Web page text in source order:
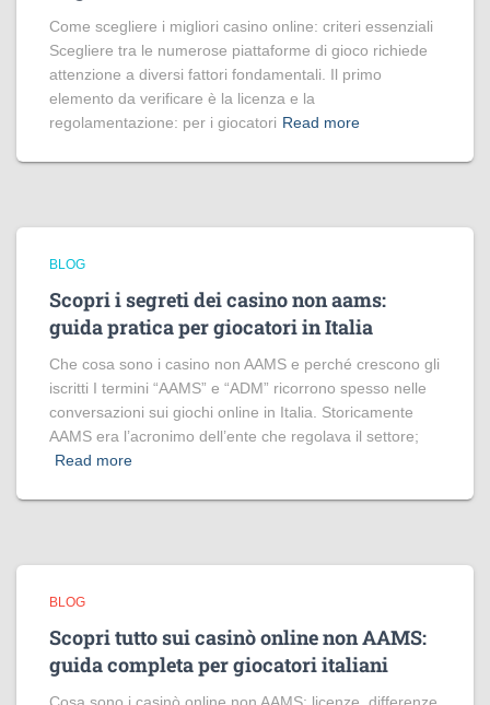
Come scegliere i migliori casino online: criteri essenziali
Scegliere tra le numerose piattaforme di gioco richiede
attenzione a diversi fattori fondamentali. Il primo
elemento da verificare è la licenza e la
regolamentazione: per i giocatori Read more
BLOG
Scopri i segreti dei casino non aams:
guida pratica per giocatori in Italia
Che cosa sono i casino non AAMS e perché crescono gli
iscritti I termini “AAMS” e “ADM” ricorrono spesso nelle
conversazioni sui giochi online in Italia. Storicamente
AAMS era l’acronimo dell’ente che regolava il settore;
Read more
BLOG
Scopri tutto sui casinò online non AAMS:
guida completa per giocatori italiani